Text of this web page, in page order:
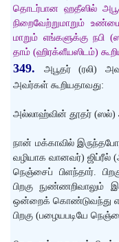
தொடர்பான ஹதீஸில்
நிறைவேற்றுமாறும்
மாறும் எங்களுக்கு நபி
தாம் (ஹிரக்ளீயஸிடம்)
349.
அபூதர் (ரலி)
அவர்கள் கூறியதாவது:
அல்லாஹ்வின் தூதர் (ஸல்)
நான் மக்காவில்
வழியாக வானவர்)
நெஞ்சைப் பிளந்தார்.
பிறகு நுண்ணறிவாலும்
ஒன்றைக் கொண்டுவந்து
பிறகு (பழையபடியே